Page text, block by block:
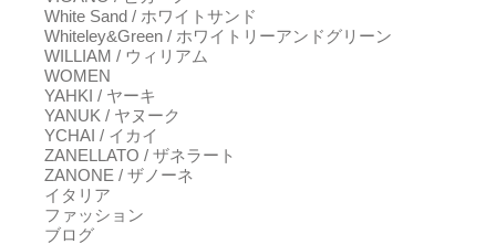
White Sand / ホワイトサンド
Whiteley&Green / ホワイトリーアンドグリーン
WILLIAM / ウィリアム
WOMEN
YAHKI / ヤーキ
YANUK / ヤヌーク
YCHAI / イカイ
ZANELLATO / ザネラート
ZANONE / ザノーネ
イタリア
ファッション
ブログ